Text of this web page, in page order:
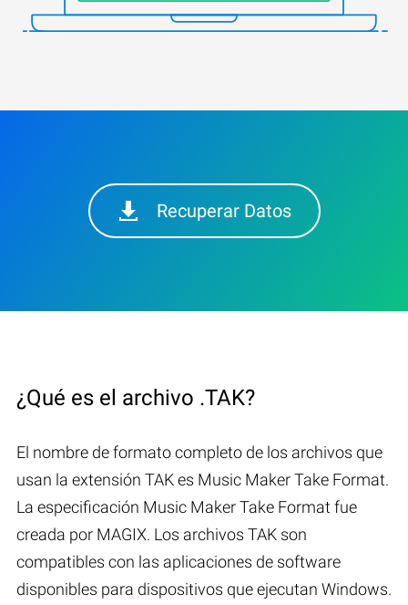
Recuperar Datos
¿Qué es el archivo .TAK?
El nombre de formato completo de los archivos que
usan la extensión TAK es Music Maker Take Format.
La especificación Music Maker Take Format fue
creada por MAGIX. Los archivos TAK son
compatibles con las aplicaciones de software
disponibles para dispositivos que ejecutan Windows.